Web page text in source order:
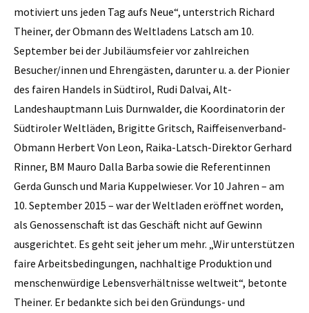
motiviert uns jeden Tag aufs Neue“, unterstrich Richard
Theiner, der Obmann des Weltladens Latsch am 10.
September bei der Jubiläumsfeier vor zahlreichen
Besucher/innen und Ehrengästen, darunter u. a. der Pionier
des fairen Handels in Südtirol, Rudi Dalvai, Alt-
Landeshauptmann Luis Durnwalder, die Koordinatorin der
Südtiroler Weltläden, Brigitte Gritsch, Raiffeisenverband-
Obmann Herbert Von Leon, Raika-Latsch-Direktor Gerhard
Rinner, BM Mauro Dalla Barba sowie die Referentinnen
Gerda Gunsch und Maria Kuppelwieser. Vor 10 Jahren – am
10. September 2015 – war der Weltladen eröffnet worden,
als Genossenschaft ist das Geschäft nicht auf Gewinn
ausgerichtet. Es geht seit jeher um mehr. „Wir unterstützen
faire Arbeitsbedingungen, nachhaltige Produktion und
menschenwürdige Lebensverhältnisse weltweit“, betonte
Theiner. Er bedankte sich bei den Gründungs- und